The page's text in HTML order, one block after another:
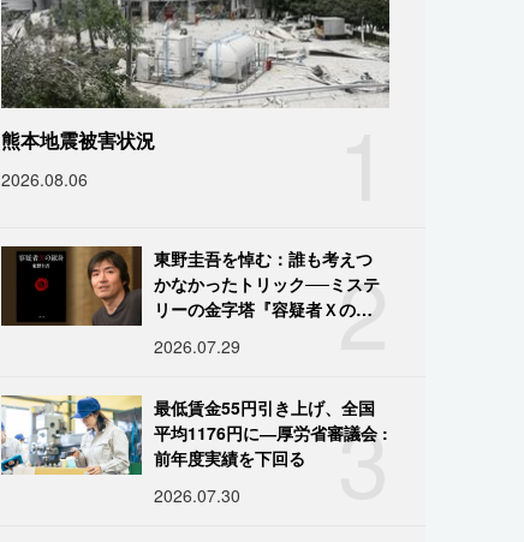
熊本地震被害状況
2026.08.06
2
東野圭吾を悼む：誰も考えつ
かなかったトリック──ミステ
リーの金字塔『容疑者Ｘの献
2026.07.29
3
最低賃金55円引き上げ、全国
平均1176円に―厚労省審議会 :
前年度実績を下回る
2026.07.30